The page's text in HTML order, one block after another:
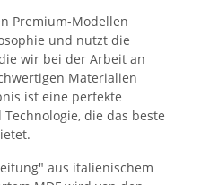
Premium-Modellen
und nutzt die
wir bei der Arbeit an
Materialien
ist eine perfekte
die das beste
aus italienischem